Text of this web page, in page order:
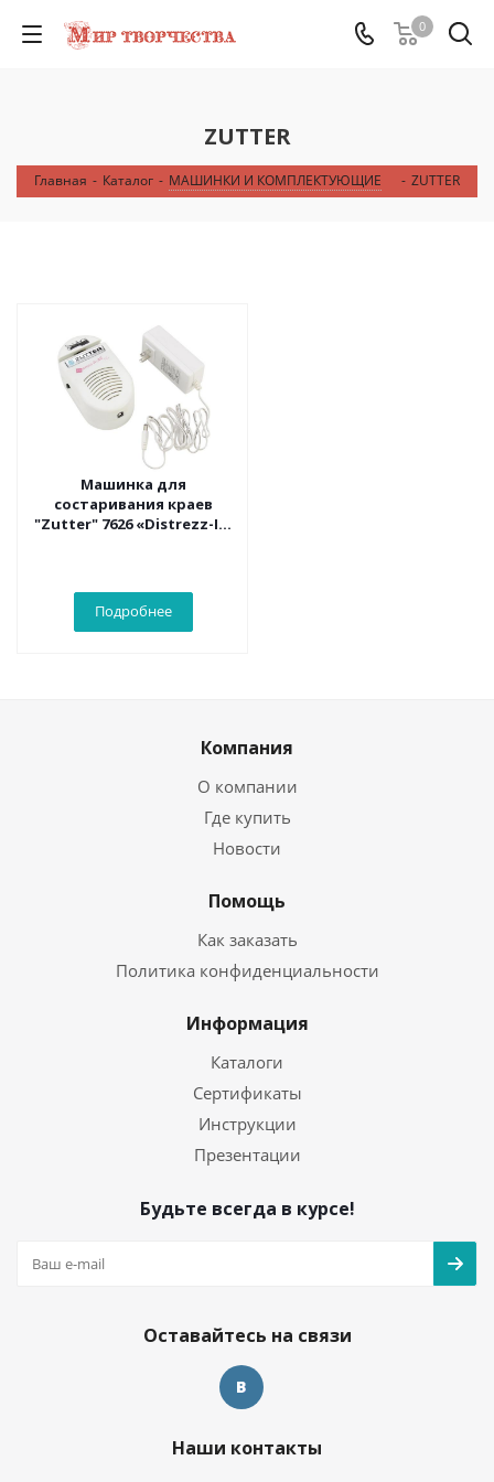
0
ZUTTER
Главная - Каталог - МАШИНКИ И КОМПЛЕКТУЮЩИЕ - ZUTTER
Машинка для
состаривания краев
"Zutter" 7626 «Distrezz-It-
Подробнее
Компания
О компании
Где купить
Новости
Помощь
Как заказать
Политика конфиденциальности
Информация
Каталоги
Сертификаты
Инструкции
Презентации
Будьте всегда в курсе!
Оставайтесь на связи
Наши контакты